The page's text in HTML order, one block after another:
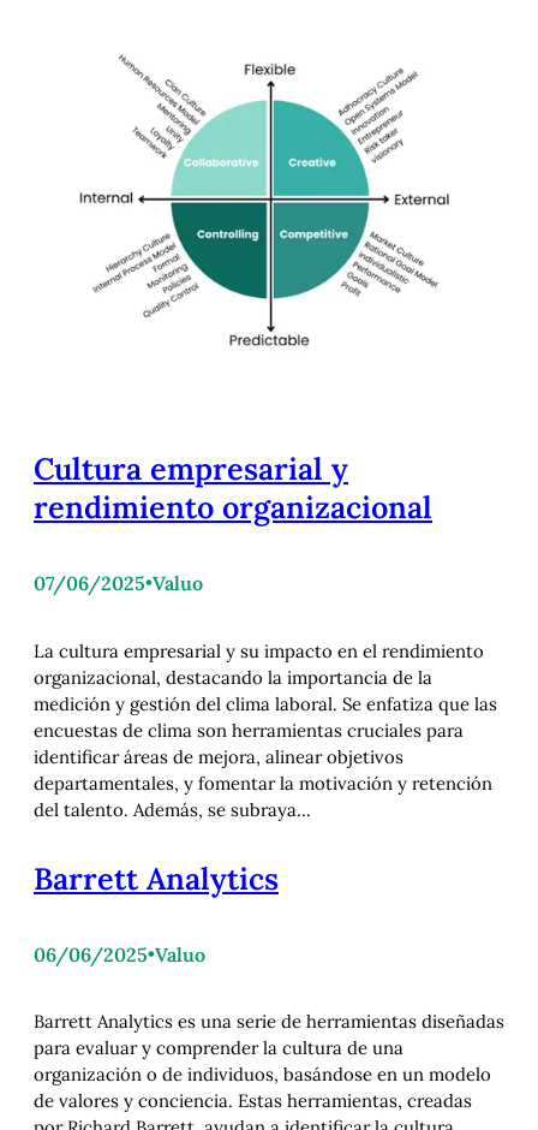
Cultura empresarial y
rendimiento organizacional
07/06/2025•Valuo
La cultura empresarial y su impacto en el rendimiento
organizacional, destacando la importancia de la
medición y gestión del clima laboral. Se enfatiza que las
encuestas de clima son herramientas cruciales para
identificar áreas de mejora, alinear objetivos
departamentales, y fomentar la motivación y retención
del talento. Además, se subraya…
Barrett Analytics
06/06/2025•Valuo
Barrett Analytics es una serie de herramientas diseñadas
para evaluar y comprender la cultura de una
organización o de individuos, basándose en un modelo
de valores y conciencia. Estas herramientas, creadas